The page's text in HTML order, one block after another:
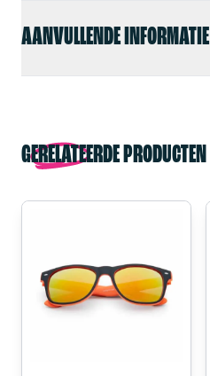
AANVULLENDE INFORMATIE
GERELATEERDE PRODUCTEN